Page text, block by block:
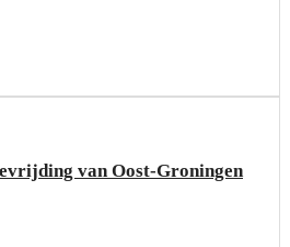
van Oost-Groningen